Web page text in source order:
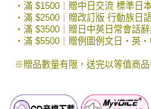
・滿 $1500｜贈中日交流 標準日
・滿 $2500｜贈改訂版 行動族日
・滿 $3500｜贈日中英日常會話
・滿 $5500｜贈例圖例文日・英
※贈品數量有限，送完以等值商品